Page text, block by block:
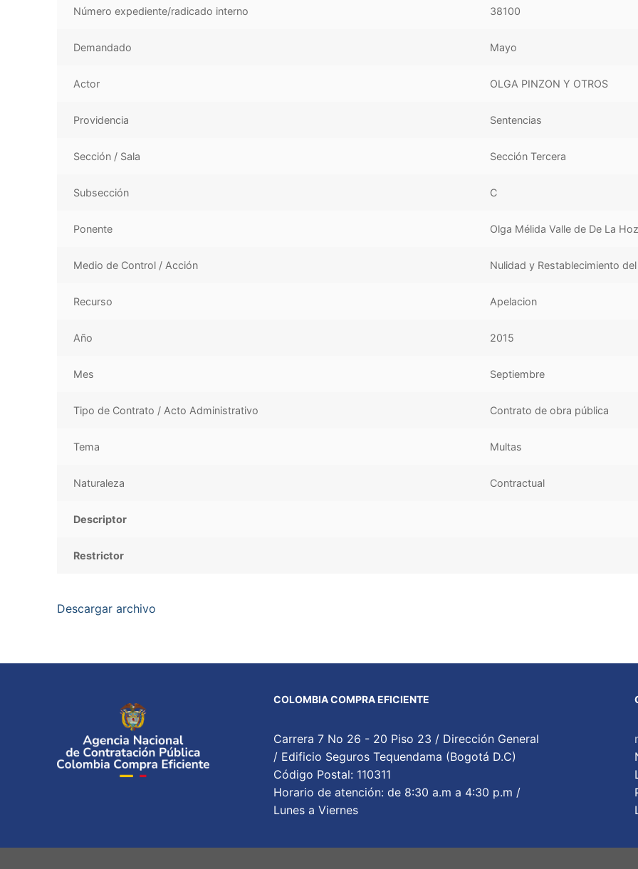
Número expediente/radicado interno 38100
Demandado Mayo
Actor OLGA PINZON Y OTROS
Providencia Sentencias
Sección / Sala Sección Tercera
Subsección C
Ponente Olga Mélida Valle de De La
Medio de Control / Acción Nulidad y Restablecimiento
Recurso Apelacion
Año 2015
Mes Septiembre
Tipo de Contrato / Acto Administrativo Contrato de obra pública
Tema Multas
Naturaleza Contractual
Descriptor
Restrictor
Descargar archivo
COLOMBIA COMPRA EFICIENTE
Carrera 7 No 26 - 20 Piso 23 / Dirección General
/ Edificio Seguros Tequendama (Bogotá D.C)
Código Postal: 110311
Horario de atención: de 8:30 a.m a 4:30 p.m /
Lunes a Viernes